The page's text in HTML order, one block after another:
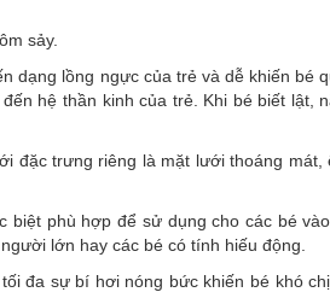
sảy.
dạng lồng ngực của trẻ và dễ khiến bé
hệ thần kinh của trẻ. Khi bé biết lật,
trưng riêng là mặt lưới thoáng
phù hợp để sử dụng cho các bé
lớn hay các bé có tính hiếu động.
đa sự bí hơi nóng bức khiến bé khó